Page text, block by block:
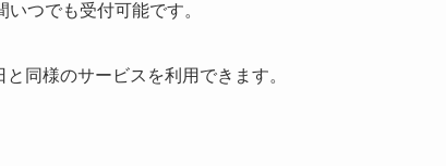
つでも受付可能です。
同様のサービスを利用できます。